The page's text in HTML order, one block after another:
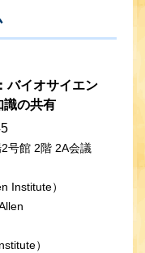
イオサイエン
識の共有
2号館 2階 2A会議
Institute）
Allen
）